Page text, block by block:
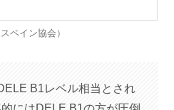
ペイン協会）
B1レベル相当とされ